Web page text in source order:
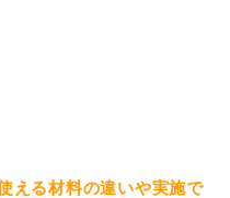
える材料の違いや実施で